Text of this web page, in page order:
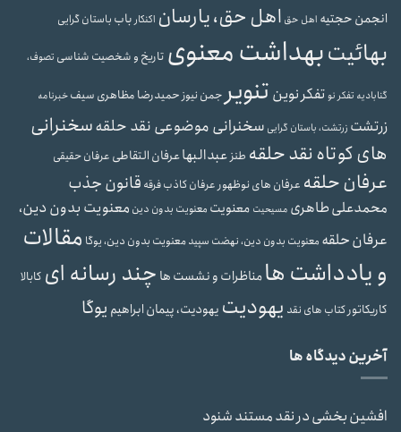
انجمن حجتیه اهل حق اهل حق، یارسان اکنکارباب باستان گرایی
بهائیتبهداشت معنوی تاریخ و شخصیت شناسی تصوف،
گنابادیه تفکر نوتفکر نوین تنویر جمن نیوزحمیدرضا مظاهری سیفخبرنامه
زرتشت زرتشت، باستان گرایی سخنرانی موضوعی نقد حلقهسخنرانی
های کوتاه نقد حلقه طنزعبدالبهاعرفان التقاطی عرفان حقیقی
عرفان حلقه عرفان های نوظهور عرفان کاذبفرقه قانون جذب
محمدعلی طاهری مسیحیت معنویت معنویت بدون دین معنویت بدون دین،
عرفان حلقه معنویت بدون دین، نهضت سپیدمعنویت بدون دین، یوگا مقالات
و یادداشت هامناظرات و نشست ها چند رسانه ای کابالا
کاریکاتور کتاب های نقد یهودیت یهودیت، پیمان ابراهیم یوگا
آخرین دیدگاه ها
افشین بخشیدرنقد مستند شنود